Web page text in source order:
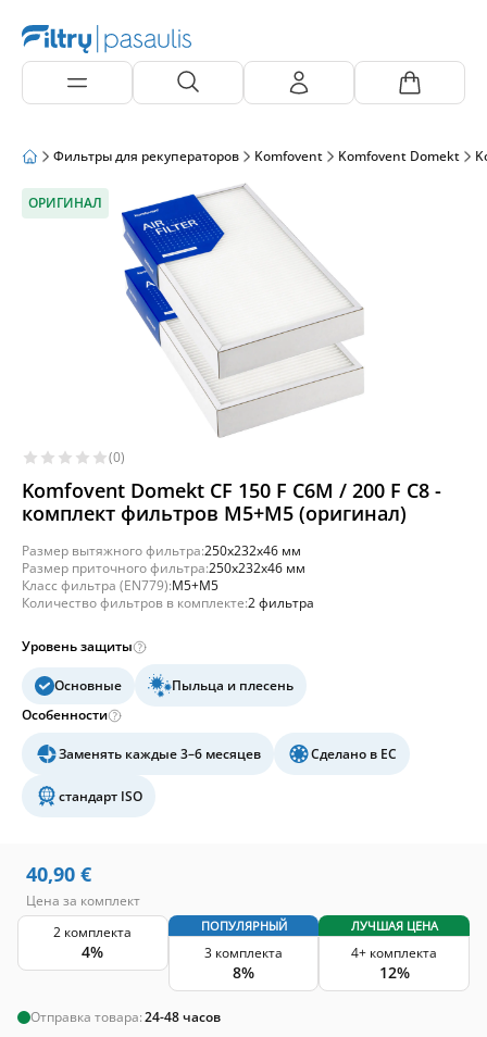
Фильтры для рекуператоров Komfovent Komfovent Domekt
ОРИГИНАЛ
(0)
Komfovent Domekt CF 150 F C6M / 200 F C8 -
комплект фильтров M5+M5 (оригинал)
Размер вытяжного фильтра:250x232x46 мм
Размер приточного фильтра:250x232x46 мм
Класс фильтра (EN779):M5+M5
Количество фильтров в комплекте:2 фильтра
Уровень защиты
Основные
Пыльца и плесень
Особенности
Заменять каждые 3–6 месяцев Сделано в ЕС
стандарт ISO
40,90 €
Цена за комплект
2 комплекта
4%
ПОПУЛЯРНЫЙ
3 комплекта
8%
ЛУЧШАЯ ЦЕНА
4+ комплекта
12%
Отправка товара:24-48 часов